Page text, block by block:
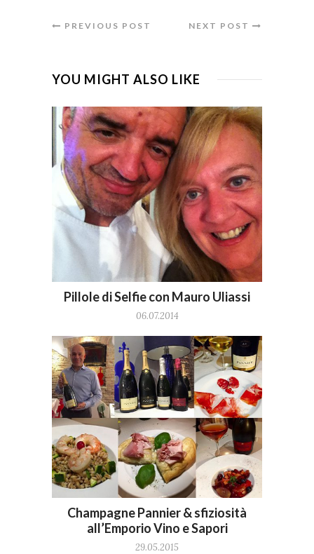
PREVIOUS POST NEXT POST
YOU MIGHT ALSO LIKE
Pillole di Selfie con Mauro Uliassi
06.07.2014
Champagne Pannier & sfiziosità
all’Emporio Vino e Sapori
29.05.2015